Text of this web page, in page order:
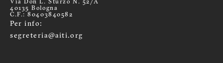
Via Don L. Sturzo N. 52/A
40135 Bologna
C.F.: 80403840582
Per info:
segreteria@aiti.org